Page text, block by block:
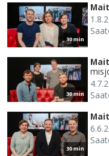
30 min
30 min
30 min